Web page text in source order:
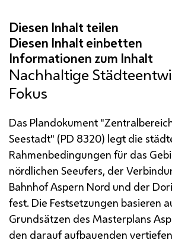
Nachhaltige
Fokus
Das Plandokument
Seestadt" (PD 8320) legt die
Rahmenbedingungen für das
nördlichen Seeufers, der
Bahnhof Aspern Nord und der
fest. Die Festsetzungen basieren
Grundsätzen des Masterplans
den darauf aufbauenden